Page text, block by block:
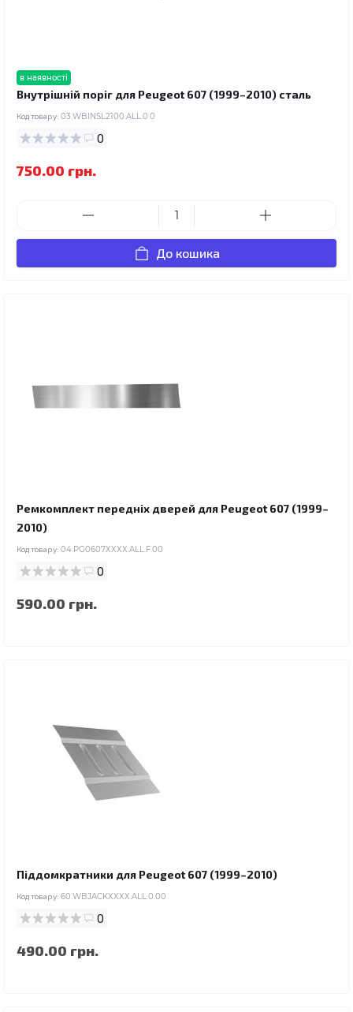
в наявності
Внутрішній поріг для Peugeot 607 (1999–2010) сталь
Код товару: 03.WBINSL2100.ALL.0.0
0
750.00 грн.
До кошика
Ремкомплект передніх дверей для Peugeot 607 (1999–
2010)
Код товару: 04.PG0607XXXX.ALL.F.00
0
590.00 грн.
Піддомкратники для Peugeot 607 (1999–2010)
Код товару: 60.WBJACKXXXX.ALL.0.00
0
490.00 грн.